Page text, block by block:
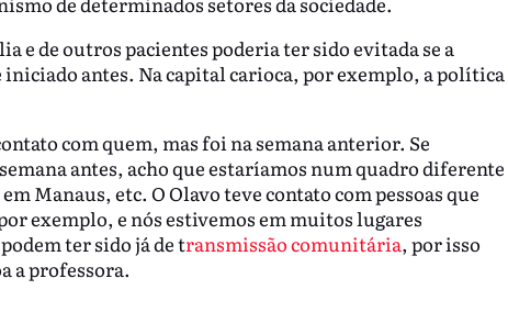
e de outros pacientes poderia ter sido evitada se a
antes. Na capital carioca, por exemplo, a política
com quem, mas foi na semana anterior. Se
antes, acho que estaríamos num quadro diferente
Manaus, etc. O Olavo teve contato com pessoas que
exemplo, e nós estivemos em muitos lugares
ter sido já de transmissão comunitária, por isso
a professora.